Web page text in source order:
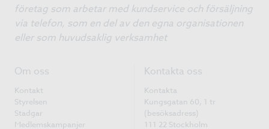
företag som arbetar med kundservice och försäljning
via telefon, som en del av den egna organisationen
eller som huvudsaklig verksamhet
Om oss
Kontakt
Styrelsen
Stadgar
Medlemskampanjer
Kontakta oss
Kontakta
Kungsgatan 60, 1 tr
(besöksadress)
111 22 Stockholm